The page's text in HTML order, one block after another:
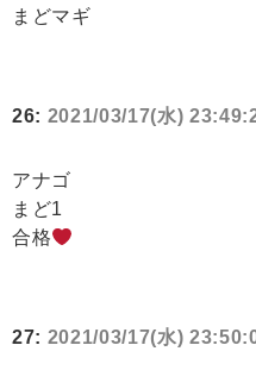
まどマギ
26: 2021/03/17(水)
アナゴ
まど1
合格
27: 2021/03/17(水)